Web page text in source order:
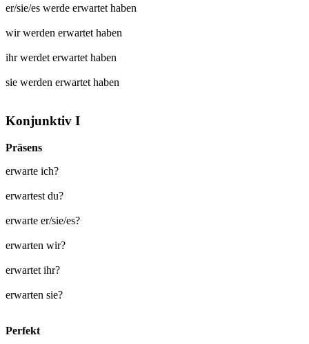
er/sie/es werde erwartet haben
wir werden erwartet haben
ihr werdet erwartet haben
sie werden erwartet haben
Konjunktiv I
Präsens
erwarte ich?
erwartest du?
erwarte er/sie/es?
erwarten wir?
erwartet ihr?
erwarten sie?
Perfekt